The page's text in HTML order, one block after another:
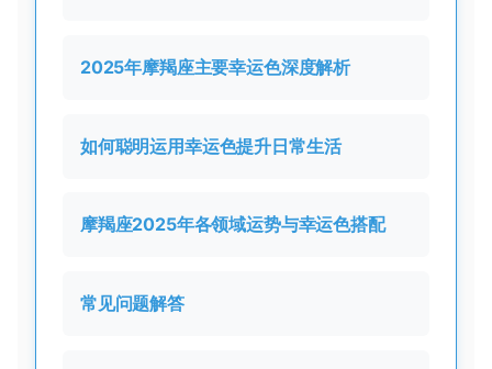
2025年摩羯座主要幸运色深度解析
如何聪明运用幸运色提升日常生活
摩羯座2025年各领域运势与幸运色搭配
常见问题解答